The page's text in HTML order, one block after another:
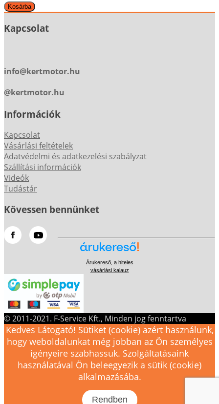
Kapcsolat
info@kertmotor.hu
@kertmotor.hu
Információk
Kapcsolat
Vásárlási feltételek
Adatvédelmi és adatkezelési szabályzat
Szállítási információk
Videók
Tudástár
Kövessen bennünket
Árukereső, a hiteles
vásárlási kalauz
© 2011-2021. F-Service Kft., Minden jog fenntartva
Kedves Látogató! Sütiket (cookie) azért használunk,
hogy weboldalunkat még jobban az Ön személyes
igényeire szabhassuk. Szolgáltatásaink
használatával Ön beleegyezik a sütik (cookie)
alkalmazásába.
Rendben